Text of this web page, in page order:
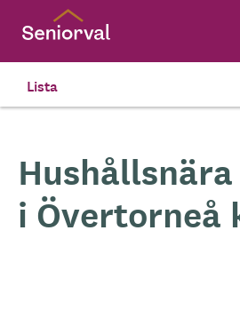
Hem
i Övertorneå
Lista